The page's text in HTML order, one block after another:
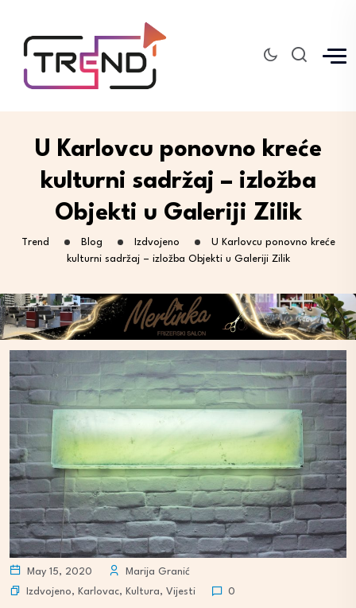
U Karlovcu ponovno kreće
kulturni sadržaj – izložba
Objekti u Galeriji Zilik
Trend Blog Izdvojeno
U Karlovcu ponovno kreće
kulturni sadržaj – izložba Objekti u Galeriji Zilik
May 15, 2020
Marija Granić
Izdvojeno, Karlovac, Kultura, Vijesti 0